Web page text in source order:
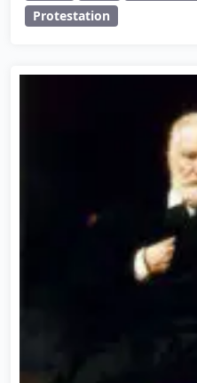
Protestation